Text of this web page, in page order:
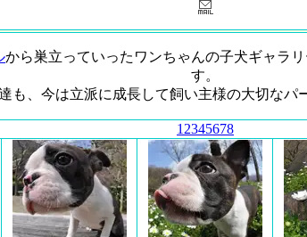
から巣立っていったワンちゃんの子犬ギャラ
す。
も、今は立派に成長して飼い主様の大切なパ
1 2345678